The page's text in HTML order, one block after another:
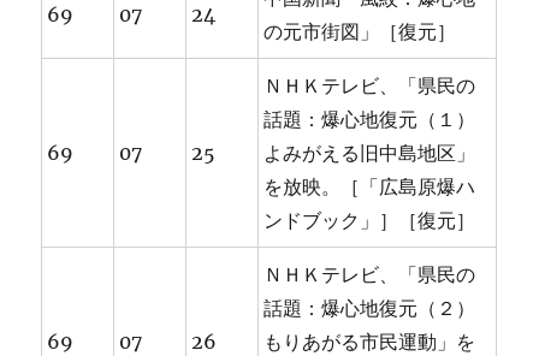
69 07 24
の元市街図」［復元］
69 07 25
ＮＨＫテレビ、「県民の
話題：爆心地復元（１）
よみがえる旧中島地区」
を放映。［「広島原爆ハ
ンドブック」］［復元］
69 07 26
ＮＨＫテレビ、「県民の
話題：爆心地復元（２）
もりあがる市民運動」を